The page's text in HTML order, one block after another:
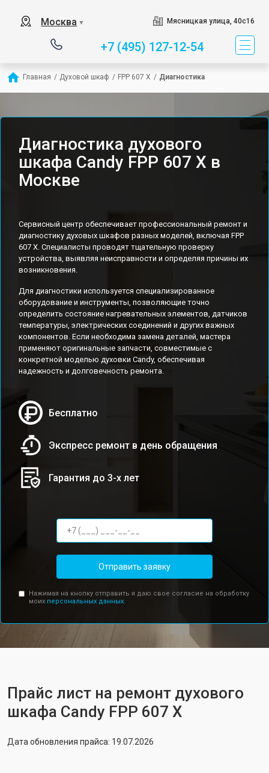
Москва ▼ Мясницкая улица, 40с16
+7 (495) 127-12-54
Главная / Духовой шкаф / FPP 607 X / Диагностика
Диагностика духового
шкафа Candy FPP 607 X в
Москве
Сервисный центр обеспечивает профессиональный ремонт и
диагностику духовых шкафов разных моделей, включая FPP
607 X. Специалисты проводят тщательную проверку
устройства, выявляя неисправности и определяя причины их
возникновения.
Для диагностики используется специализированное
оборудование и инструменты, позволяющие точно
определить состояние нагревательных элементов, датчиков
температуры, электрических соединений и других важных
компонентов. Если необходима замена деталей, мастера
применяют оригинальные запчасти, совместимые с
конкретной моделью духовки Candy, обеспечивая
надежность и долговечность ремонта.
Бесплатно
Экспресс ремонт в день обращения
Гарантия до 3-х лет
Отправить заявку
Нажимая на кнопку отправить я даю свое согласие на обработку
моих персональных данных.
Прайс лист на ремонт духового
шкафа Candy FPP 607 X
Дата обновления прайса: 19.07.2026